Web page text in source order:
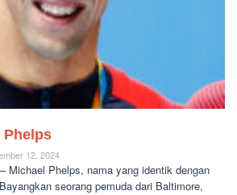
Phelps
12, 2024
Michael Phelps, nama yang identik dengan
seorang pemuda dari Baltimore,